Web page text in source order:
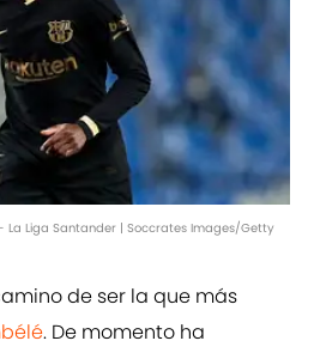
La Liga Santander | Soccrates Images/Getty
de ser la que más
. De momento ha